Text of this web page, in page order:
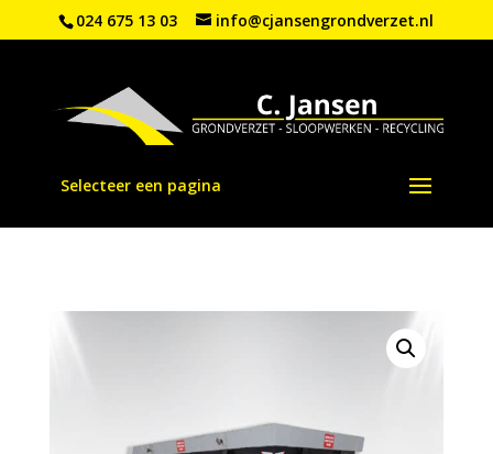
024 675 13 03 info@cjansengrondverzet.nl
Selecteer een pagina